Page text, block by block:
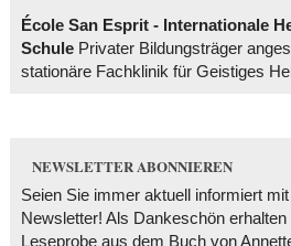
École San Esprit - Internationale
SchulePrivater Bildungsträger
stationäre Fachklinik für Geistiges
NEWSLETTER ABONNIEREN
Seien Sie immer aktuell informiert
Newsletter! Als Dankeschön
Leseprobe aus dem Buch von